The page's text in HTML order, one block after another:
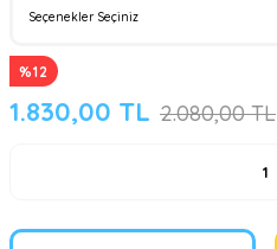
%12
1.830,00 TL 2.080,00 TL